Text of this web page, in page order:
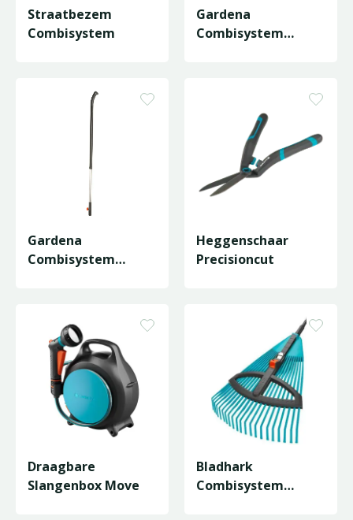
Straatbezem
Combisystem
Gardena
Combisystem
Gardena
Combisystem
Heggenschaar
Precisioncut
Draagbare
Slangenbox Move
Bladhark
Combisystem